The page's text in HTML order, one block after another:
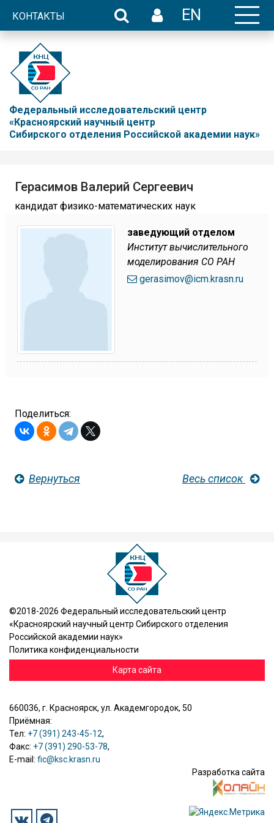
КОНТАКТЫ EN
Федеральный исследовательский центр
«Красноярский научный центр
Сибирского отделения Российской академии наук»
Герасимов Валерий Сергеевич
кандидат физико-математических наук
заведующий отделом
Институт вычислительного
моделирования СО РАН
gerasimov@icm.krasn.ru
Поделиться:
Вернуться Весь список
©2018-2026 Федеральный исследовательский центр
«Красноярский научный центр Сибирского отделения
Российской академии наук»
Политика конфиденциальности
Карта сайта
660036, г. Красноярск, ул. Академгородок, 50
Приёмная:
Тел: +7 (391) 243-45-12,
Факс: +7 (391) 290-53-78,
E-mail: fic@ksc.krasn.ru
Разработка сайта